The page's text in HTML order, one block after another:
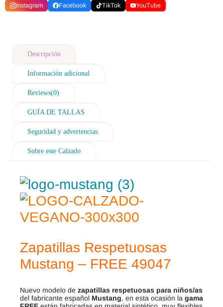
Instagram Facebook TikTok YouTube
Descripción
Información adicional
Reviews(0)
GUÍA DE TALLAS
Seguridad y advertencias
Sobre este Calzado
Zapatillas Respetuosas
Mustang – FREE 49047
Nuevo modelo de zapatillas respetuosas para niños/as
del fabricante español Mustang, en esta ocasión la gama